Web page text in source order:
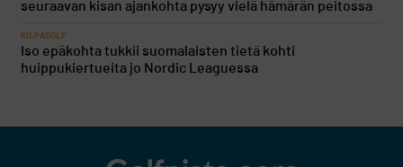
seuraavan kisan ajankohta pysyy vielä hämärän peitossa
KILPAGOLF
Iso epäkohta tukkii suomalaisten tietä kohti
huippukiertueita jo Nordic Leaguessa